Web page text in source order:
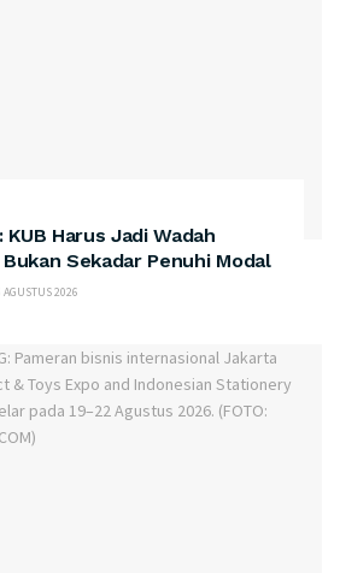
Harus Jadi Wadah
Sekadar Penuhi Modal
AGUSTUS 2026